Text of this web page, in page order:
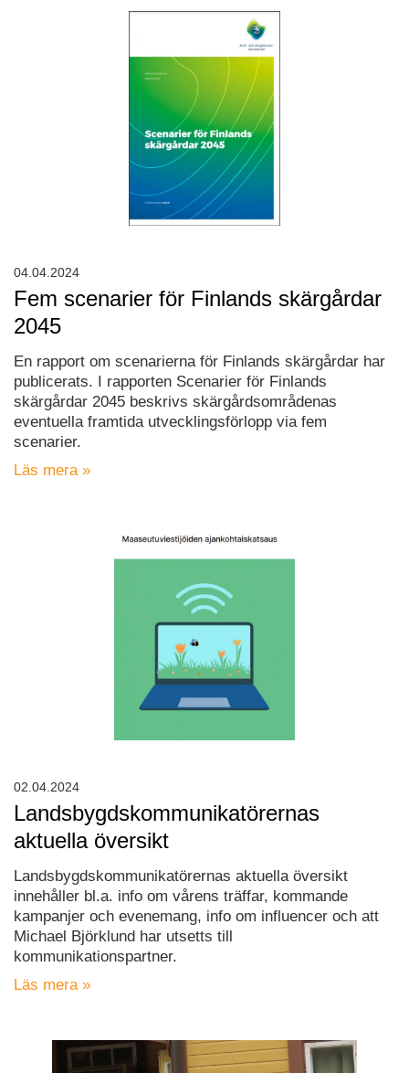
Fem scenarier för Finlands skärgårdar
2045
En rapport om scenarierna för Finlands skärgårdar har
publicerats. I rapporten Scenarier för Finlands
skärgårdar 2045 beskrivs skärgårdsområdenas
eventuella framtida utvecklingsförlopp via fem
scenarier.
Läs mera »
04.04.2024
Landsbygdskommunikatörernas
aktuella översikt
Landsbygdskommunikatörernas aktuella översikt
innehåller bl.a. info om vårens träffar, kommande
kampanjer och evenemang, info om influencer och att
Michael Björklund har utsetts till
kommunikationspartner.
Läs mera »
02.04.2024